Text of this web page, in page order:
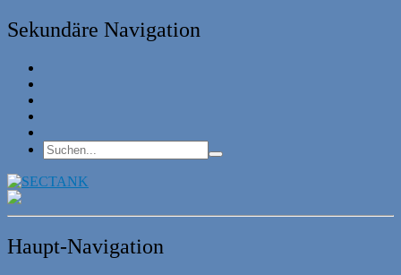
Sekundäre Navigation
Haupt-Navigation